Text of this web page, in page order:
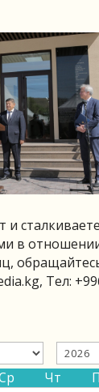
и
в
, Тел:
Чт